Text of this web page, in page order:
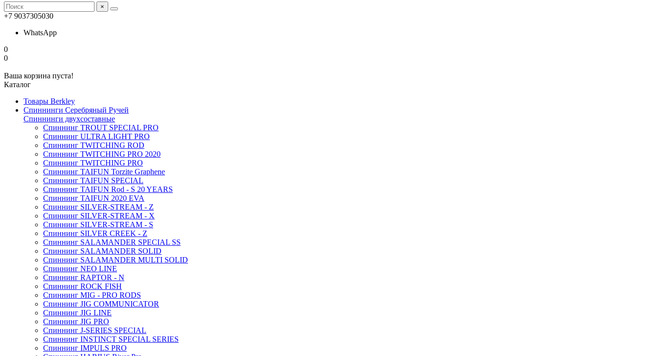
×
+7 9037305030
WhatsApp
0
0
Ваша корзина пуста!
Каталог
Товары Berkley
Спиннинги Серебряный Ручей
Спиннинги двухсоставные
Спиннинг TROUT SPECIAL PRO
Спиннинг ULTRA LIGHT PRO
Спиннинг TWITCHING ROD
Спиннинг TWITCHING PRO 2020
Спиннинг TWITCHING PRO
Спиннинг TAIFUN Torzite Graphene
Спиннинг TAIFUN SPECIAL
Спиннинг TAIFUN Rod - S 20 YEARS
Спиннинг TAIFUN 2020 EVA
Спиннинг SILVER-STREAM - Z
Спиннинг SILVER-STREAM - X
Спиннинг SILVER-STREAM - S
Спиннинг SILVER CREEK - Z
Спиннинг SALAMANDER SPECIAL SS
Спиннинг SALAMANDER SOLID
Спиннинг SALAMANDER MULTI SOLID
Спиннинг NEO LINE
Спиннинг RAPTOR - N
Спиннинг ROCK FISH
Спиннинг MIG - PRO RODS
Спиннинг JIG COMMUNICATOR
Спиннинг JIG LINE
Спиннинг JIG PRO
Спиннинг J-SERIES SPECIAL
Спиннинг INSTINCT SPECIAL SERIES
Спиннинг IMPULS PRO